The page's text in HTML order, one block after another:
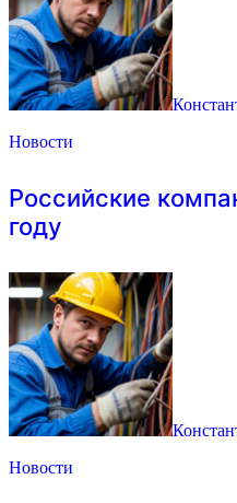
Новости
Российские
году
Новости